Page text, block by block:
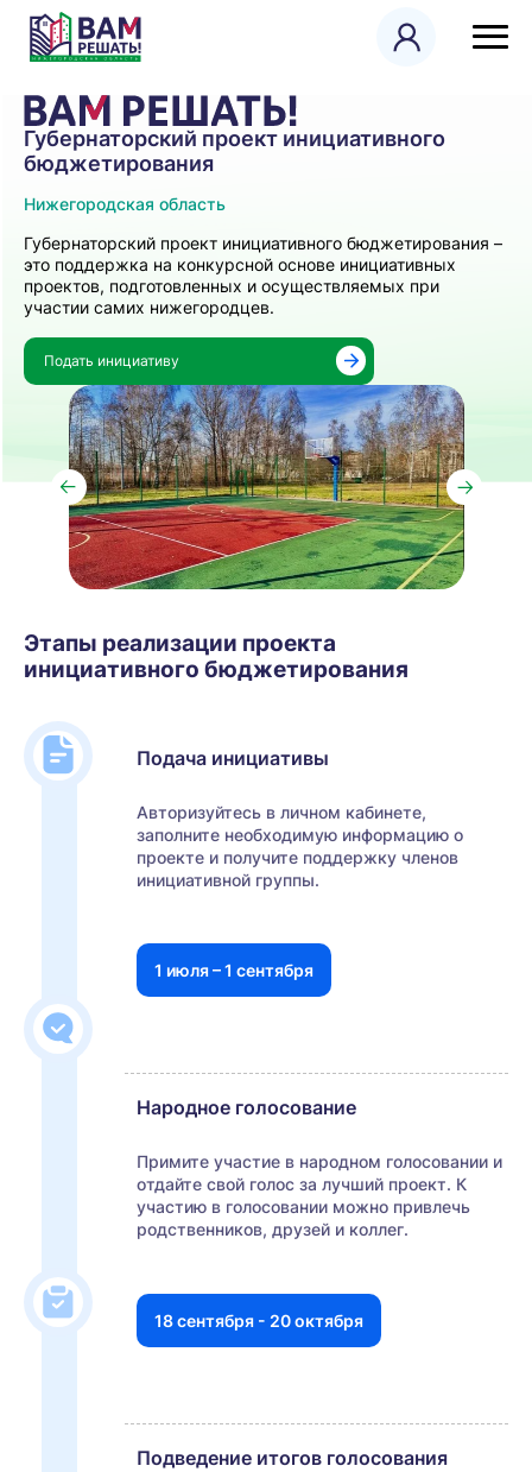
Губернаторский проект инициативного
бюджетирования
Нижегородская область
Губернаторский проект инициативного бюджетирования –
это поддержка на конкурсной основе инициативных
проектов, подготовленных и осуществляемых при
участии самих нижегородцев.
Подать инициативу
Этапы реализации проекта
инициативного бюджетирования
Подача инициативы
Авторизуйтесь в личном кабинете,
заполните необходимую информацию о
проекте и получите поддержку членов
инициативной группы.
1 июля – 1 сентября
Народное голосование
Примите участие в народном голосовании и
отдайте свой голос за лучший проект. К
участию в голосовании можно привлечь
родственников, друзей и коллег.
18 сентября - 20 октября
Подведение итогов голосования